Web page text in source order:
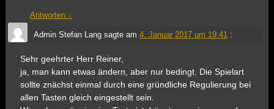
Antworten ↓
Admin Stefan Langsagte am 4. Januar 2017 um 19:41 :
Sehr geehrter Herr Reiner,
ja, man kann etwas ändern, aber nur bedingt. Die Spielart
sollte znächst einmal durch eine gründliche Regulierung bei
allen Tasten gleich eingestellt sein.